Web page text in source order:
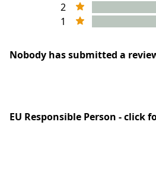
2
1
Nobody has submitted a
EU Responsible Person - click